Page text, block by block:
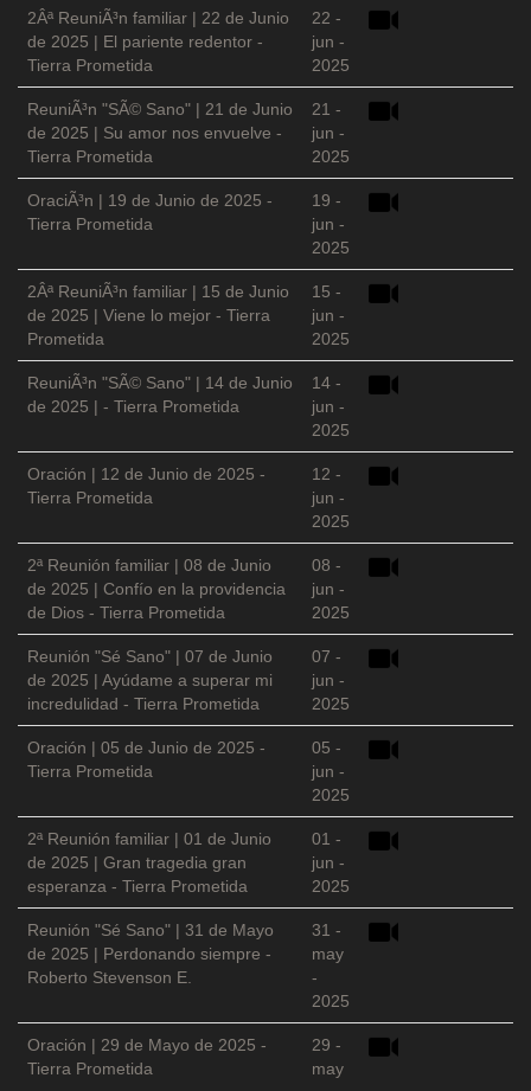
2Âª ReuniÃ³n familiar | 22 de Junio
de 2025 | El pariente redentor -
Tierra Prometida
22 -
jun -
2025
ReuniÃ³n "SÃ© Sano" | 21 de Junio
de 2025 | Su amor nos envuelve -
Tierra Prometida
21 -
jun -
2025
OraciÃ³n | 19 de Junio de 2025 -
Tierra Prometida
19 -
jun -
2025
2Âª ReuniÃ³n familiar | 15 de Junio
de 2025 | Viene lo mejor - Tierra
Prometida
15 -
jun -
2025
ReuniÃ³n "SÃ© Sano" | 14 de Junio
de 2025 | - Tierra Prometida
14 -
jun -
2025
Oración | 12 de Junio de 2025 -
Tierra Prometida
12 -
jun -
2025
2ª Reunión familiar | 08 de Junio
de 2025 | Confío en la providencia
de Dios - Tierra Prometida
08 -
jun -
2025
Reunión "Sé Sano" | 07 de Junio
de 2025 | Ayúdame a superar mi
incredulidad - Tierra Prometida
07 -
jun -
2025
Oración | 05 de Junio de 2025 -
Tierra Prometida
05 -
jun -
2025
2ª Reunión familiar | 01 de Junio
de 2025 | Gran tragedia gran
esperanza - Tierra Prometida
01 -
jun -
2025
Reunión "Sé Sano" | 31 de Mayo
de 2025 | Perdonando siempre -
Roberto Stevenson E.
31 -
may
-
2025
Oración | 29 de Mayo de 2025 -
Tierra Prometida
29 -
may